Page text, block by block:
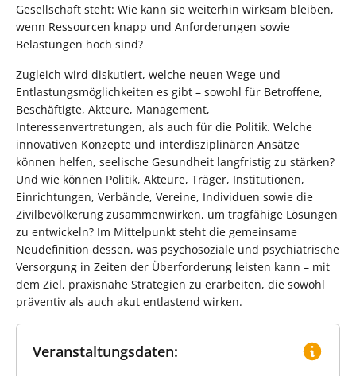
Veranstaltungsdaten:
Gesellschaft steht: Wie kann sie weiterhin wirksam bleiben,
wenn Ressourcen knapp und Anforderungen sowie
Belastungen hoch sind?
Zugleich wird diskutiert, welche neuen Wege und
Entlastungsmöglichkeiten es gibt – sowohl für Betroffene,
Beschäftigte, Akteure, Management,
Interessenvertretungen, als auch für die Politik. Welche
innovativen Konzepte und interdisziplinären Ansätze
können helfen, seelische Gesundheit langfristig zu stärken?
Und wie können Politik, Akteure, Träger, Institutionen,
Einrichtungen, Verbände, Vereine, Individuen sowie die
Zivilbevölkerung zusammenwirken, um tragfähige Lösungen
zu entwickeln? Im Mittelpunkt steht die gemeinsame
Neudefinition dessen, was psychosoziale und psychiatrische
Versorgung in Zeiten der Überforderung leisten kann – mit
dem Ziel, praxisnahe Strategien zu erarbeiten, die sowohl
präventiv als auch akut entlastend wirken.